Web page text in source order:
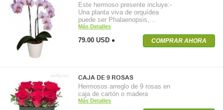
Este hermoso presente incluye:-
Una planta viva de orquídea
puede ser Phalaenopsis,…
Más Detalles
79.00 USD COMPRAR AHORA
CAJA DE 9 ROSAS
Hermosos arreglo de 9 rosas en
caja de cartón o madera
Más Detalles